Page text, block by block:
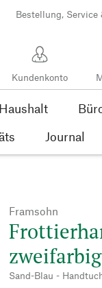
Bestellung, Service
Kundenkonto
Haushalt
Journal
Framsohn
zweifarbig
Sand-Blau -